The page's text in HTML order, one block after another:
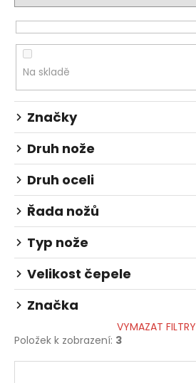
r
o
d
u
k
t
ů
Na skladě
Značky
Druh nože
Druh oceli
Řada nožů
Typ nože
Velikost čepele
Značka
VYMAZAT FILTRY
Položek k zobrazení: 3
V
o
p
o
u
č
u
j
e
m
e